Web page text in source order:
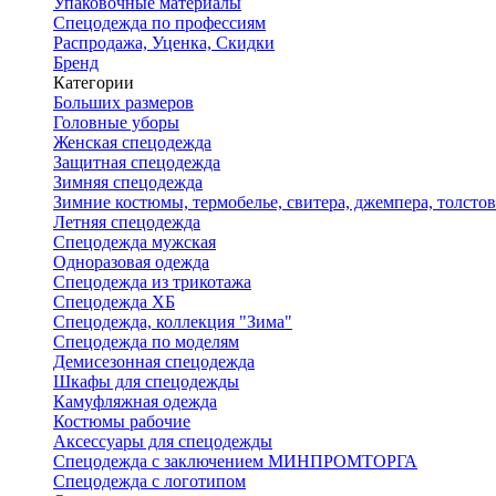
Спецодежда по профессиям
Распродажа, Уценка, Скидки
Бренд
Категории
Больших размеров
Головные уборы
Женская спецодежда
Защитная спецодежда
Зимняя спецодежда
Зимние костюмы, термобелье, свитера, джемпера,
Летняя спецодежда
Спецодежда мужская
Одноразовая одежда
Спецодежда из трикотажа
Спецодежда ХБ
Спецодежда, коллекция "Зима"
Спецодежда по моделям
Демисезонная спецодежда
Шкафы для спецодежды
Камуфляжная одежда
Костюмы рабочие
Аксессуары для спецодежды
Спецодежда с заключением МИНПРОМТОРГА
Спецодежда с логотипом